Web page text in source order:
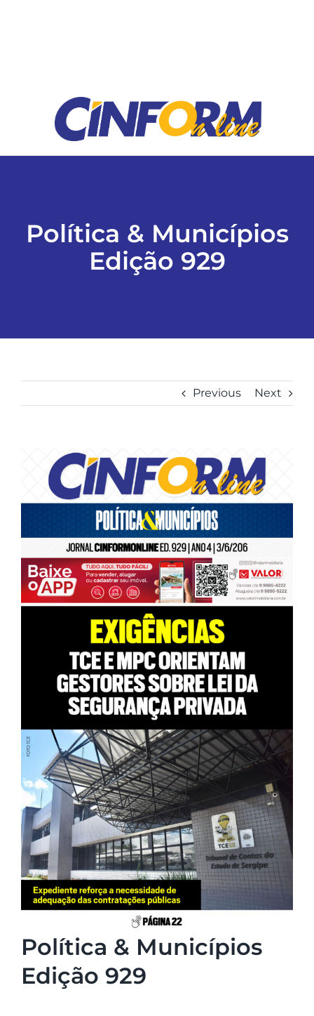
Classificados
EDIÇÕES EM PDF
Política & Municípios
Edição 929
Previous Next
Larger
Image
Política & Municípios
Edição 929